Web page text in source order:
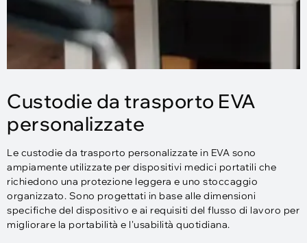
Custodie da trasporto EVA
personalizzate
Le custodie da trasporto personalizzate in EVA sono
ampiamente utilizzate per dispositivi medici portatili che
richiedono una protezione leggera e uno stoccaggio
organizzato. Sono progettati in base alle dimensioni
specifiche del dispositivo e ai requisiti del flusso di lavoro per
migliorare la portabilità e l'usabilità quotidiana.